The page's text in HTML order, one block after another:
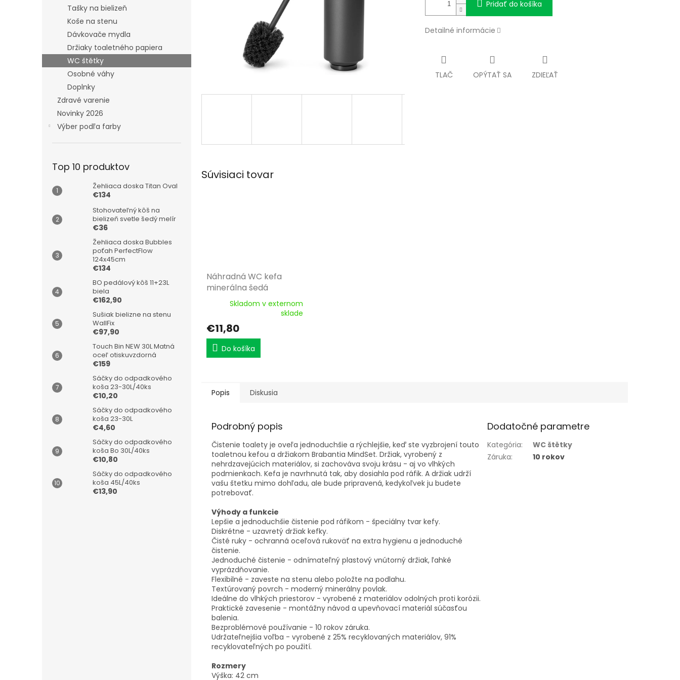
Tašky na bielizeň
Koše na stenu
Dávkovače mydla
Držiaky toaletného papiera
WC štětky
Osobné váhy
Doplnky
Zdravé varenie
Novinky 2026
Výber podľa farby
Top 10 produktov
Žehliaca doska Titan Oval
€134
Stohovateľný kôš na
bielizeň svetle šedý melír
€36
Žehliaca doska Bubbles
poťah PerfectFlow
124x45cm
€134
BO pedálový kôš 11+23L
biela
€162,90
Sušiak bielizne na stenu
WallFix
€97,90
Touch Bin NEW 30L Matná
oceľ otiskuvzdorná
€159
Sáčky do odpadkového
koša 23-30L/40ks
€10,20
Sáčky do odpadkového
koša 23-30L
€4,60
Sáčky do odpadkového
koša Bo 30L/40ks
€10,80
Sáčky do odpadkového
koša 45L/40ks
€13,90
Pridať do košíka
Detailné informácie
TLAČ OPÝTAŤ SA ZDIEĽAŤ
Súvisiaci tovar
Náhradná WC kefa
minerálna šedá
Skladom v externom
sklade
€11,80
Do košíka
Popis Diskusia
Podrobný popis
Čistenie toalety je oveľa jednoduchšie a rýchlejšie, keď ste vyzbrojení touto
toaletnou kefou a držiakom Brabantia MindSet. Držiak, vyrobený z
nehrdzavejúcich materiálov, si zachováva svoju krásu - aj vo vlhkých
podmienkach. Kefa je navrhnutá tak, aby dosiahla pod ráfik. A držiak udrží
vašu štetku mimo dohľadu, ale bude pripravená, kedykoľvek ju budete
potrebovať.
Výhody a funkcie
Lepšie a jednoduchšie čistenie pod ráfikom - špeciálny tvar kefy.
Diskrétne - uzavretý držiak kefky.
Čisté ruky - ochranná oceľová rukoväť na extra hygienu a jednoduché
čistenie.
Jednoduché čistenie - odnímateľný plastový vnútorný držiak, ľahké
vyprázdňovanie.
Flexibilné - zaveste na stenu alebo položte na podlahu.
Textúrovaný povrch - moderný minerálny povlak.
Ideálne do vlhkých priestorov - vyrobené z materiálov odolných proti korózii.
Praktické zavesenie - montážny návod a upevňovací materiál súčasťou
balenia.
Bezproblémové používanie - 10 rokov záruka.
Udržateľnejšia voľba - vyrobené z 25% recyklovaných materiálov, 91%
recyklovateľných po použití.
Rozmery
Výška: 42 cm
Dodatočné parametre
Kategória:
WC štětky
Záruka: 10 rokov